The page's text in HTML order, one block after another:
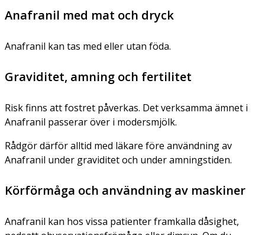
Anafranil med mat och dryck
Anafranil kan tas med eller utan föda.
Graviditet, amning och fertilitet
Risk finns att fostret påverkas. Det verksamma ämnet i
Anafranil passerar över i modersmjölk.
Rådgör därför alltid med läkare före användning av
Anafranil under graviditet och under amningstiden.
Körförmåga och användning av maskiner
Anafranil kan hos vissa patienter framkalla dåsighet,